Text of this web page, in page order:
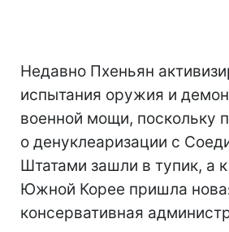
Недавно Пхеньян
испытания оружия и
военной мощи, поскольку
о денуклеаризации с
Штатами зашли в тупик, а
Южной Корее пришла
консервативная